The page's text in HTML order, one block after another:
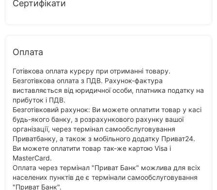
Сертифікати
Оплата
Готівкова оплата курєру при отриманні товару.
Безготівкова оплата з ПДВ. Рахунок-фактура
виставляється від юридичної особи, платника податку на
прибуток і ПДВ.
Безготівковий рахунок: Ви можете оплатити товар у касі
будь-якого банку, з розрахункового рахунку вашої
організації, через термінал самообслуговування
Приватбанку, а також з мобільного додатку Приват24.
Ви можете оплатити товар так-же картою Visa і
MasterCard.
Оплата через термінал "Приват Банк" можлива для всіх
населених пунктів де є термінали самообслуговування
"Приват Банк".